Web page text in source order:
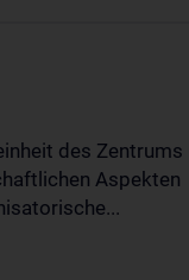
des Zentrums
Aspekten